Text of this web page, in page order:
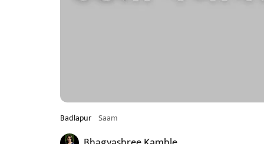
Badlapur Saam